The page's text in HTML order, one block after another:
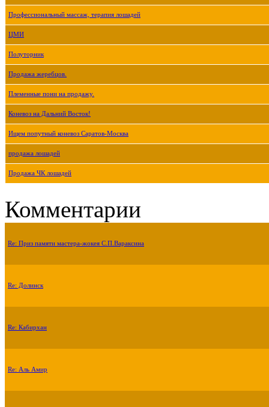
Профессиональный массаж, терапия лошадей
ЦМИ
Полуторник
Продажа жеребцов.
Племенные пони на продажу.
Коневоз на Дальний Восток!
Ищем попутный коневоз Саратов-Москва
продажа лошадей
Продажа ЧК лошадей
Комментарии
Re: Приз памяти мастера-жокея С.П.Вараксина
Re: Долинск
Re: Кабирхан
Re: Аль Амир